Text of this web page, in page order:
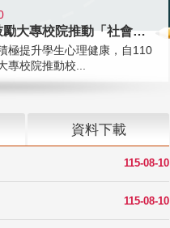
教育部鼓勵大專校院推動「社會情緒學
極提升學生心理健康，自110
專校院推動校...
資料下載
115-08-10
115-08-10